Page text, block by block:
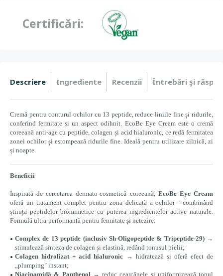
Certificări:
Descriere Ingrediente Recenzii Întrebări şi
Cremă pentru conturul ochilor cu 13 peptide, reduce liniile fine și ridurile,
conferind fermitate și un aspect odihnit. EcoBe Eye Cream este o cremă
coreeană anti-age cu peptide, colagen și acid hialuronic, ce redă fermitatea
zonei ochilor și estompează ridurile fine. Ideală pentru utilizare zilnică, zi
și noapte.
Beneficii
Inspirată de cercetarea dermato-cosmetică coreeană, EcoBe Eye Cream
oferă un tratament complet pentru zona delicată a ochilor - combinând
știința peptidelor biomimetice cu puterea ingredientelor active naturale.
Formulă ultra-performantă pentru fermitate și netezire:
Complex de 13 peptide (inclusiv Sh-Oligopeptide & Tripeptide-29)→
stimulează sinteza de colagen și elastină, redând tonusul pielii;
Colagen hidrolizat + acid hialuronic → hidratează și oferă efect de
„plumping" instant;
Niacinamidă & Panthenol → reduc cearcănele și uniformizează tonul